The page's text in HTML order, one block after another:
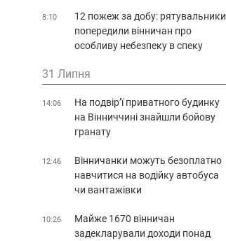
8:10
12 пожеж за добу: рятувальники
попередили вінничан про
особливу небезпеку в спеку
31 Липня
14:06
На подвір’ї приватного будинку
на Вінниччині знайшли бойову
гранату
12:46
Вінничанки можуть безоплатно
навчитися на водійку автобуса
чи вантажівки
10:26
Майже 1670 вінничан
задекларували доходи понад